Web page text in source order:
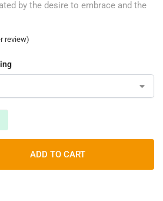
by the desire to embrace and the
review)
ADD TO CART